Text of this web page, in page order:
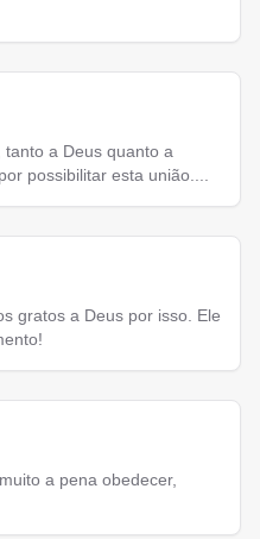
a Deus quanto a
possibilitar esta união....
gratos a Deus por isso. Ele
a pena obedecer,